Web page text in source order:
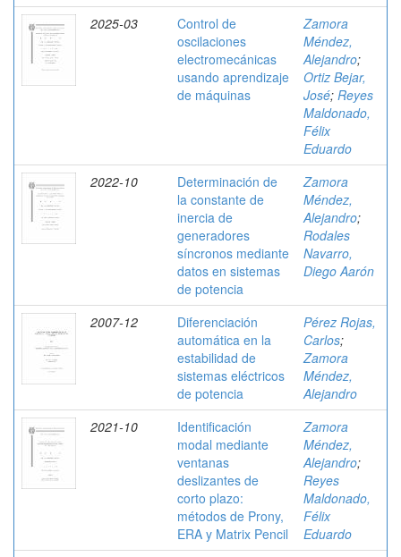
2025-03
Control de
oscilaciones
electromecánicas
usando aprendizaje
de máquinas
Zamora
Méndez,
Alejandro;
Ortiz Bejar,
José; Reyes
Maldonado,
Félix
Eduardo
2022-10
Determinación de
la constante de
inercia de
generadores
síncronos mediante
datos en sistemas
de potencia
Zamora
Méndez,
Alejandro;
Rodales
Navarro,
Diego Aarón
2007-12
Diferenciación
automática en la
estabilidad de
sistemas eléctricos
de potencia
Pérez Rojas,
Carlos;
Zamora
Méndez,
Alejandro
2021-10
Identificación
modal mediante
ventanas
deslizantes de
corto plazo:
métodos de Prony,
ERA y Matrix Pencil
Zamora
Méndez,
Alejandro;
Reyes
Maldonado,
Félix
Eduardo